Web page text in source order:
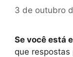
3 de outubro
Se você está
que respostas